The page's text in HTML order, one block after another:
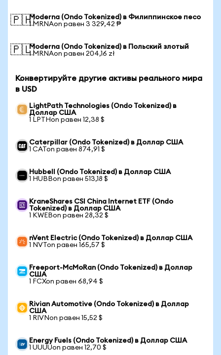
🇵🇭Moderna (Ondo Tokenized) в Филиппинское песо
1 MRNAon равен 3 329,42 ₱
🇵🇱Moderna (Ondo Tokenized) в Польский злотый
1 MRNAon равен 204,16 zł
Конвертируйте другие активы реального мира
в USD
LightPath Technologies (Ondo Tokenized) в
Доллар США
1 LPTHon равен 12,38 $
Caterpillar (Ondo Tokenized) в Доллар США
1 CATon равен 874,91 $
Hubbell (Ondo Tokenized) в Доллар США
1 HUBBon равен 513,18 $
KraneShares CSI China Internet ETF (Ondo
Tokenized) в Доллар США
1 KWEBon равен 28,32 $
nVent Electric (Ondo Tokenized) в Доллар США
1 NVTon равен 165,57 $
Freeport-McMoRan (Ondo Tokenized) в Доллар
США
1 FCXon равен 68,94 $
Rivian Automotive (Ondo Tokenized) в Доллар
США
1 RIVNon равен 15,52 $
Energy Fuels (Ondo Tokenized) в Доллар США
1 UUUUon равен 12,70 $